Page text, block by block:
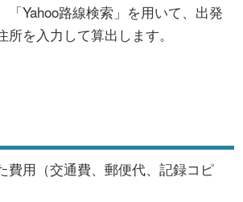
「Yahoo路線検索」を用いて、出発
を入力して算出します。
費用（交通費、郵便代、記録コピ